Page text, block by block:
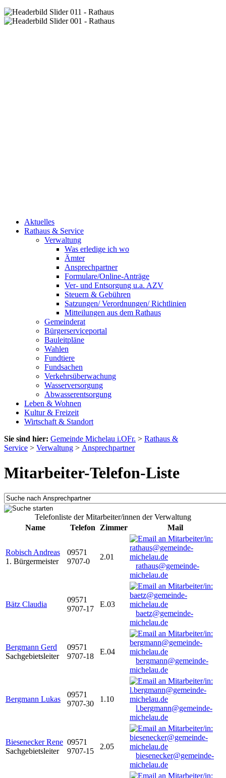
Aktuelles
Rathaus & Service
Verwaltung
Was erledige ich wo
Ämter
Ansprechpartner
Formulare/Online-Anträge
Ver- und Entsorgung u.a. AZV
Steuern & Gebühren
Satzungen/ Verordnungen/ Richtlinien
Mitteilungen aus dem Rathaus
Gemeinderat
Bürgerserviceportal
Bauleitpläne
Wahlen
Fundtiere
Fundsachen
Verkehrsüberwachung
Wasserversorgung
Abwasserentsorgung
Leben & Wohnen
Kultur & Freizeit
Wirtschaft & Standort
Sie sind hier: Gemeinde Michelau i.OFr. > Rathaus &
Service > Verwaltung > Ansprechpartner
Mitarbeiter-Telefon-Liste
Telefonliste der Mitarbeiter/innen der Verwaltung
Name
Telefon Zimmer Mail
Robisch Andreas
1. Bürgermeister
09571
9707-0
2.01
rathaus@gemeinde-
michelau.de
Bätz Claudia
09571
9707-17
E.03
baetz@gemeinde-
michelau.de
Bergmann Gerd
Sachgebietsleiter
09571
9707-18
E.04
bergmann@gemeinde-
michelau.de
Bergmann Lukas
09571
9707-30
1.10
l.bergmann@gemeinde-
michelau.de
Biesenecker Rene
Sachgebietsleiter
09571
9707-15
2.05
biesenecker@gemeinde-
michelau.de